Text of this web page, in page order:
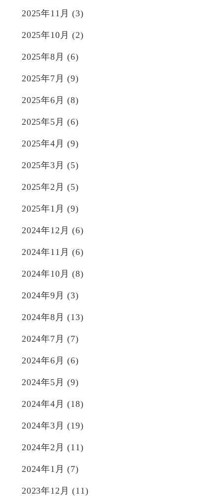
2025年11月 (3)
2025年10月 (2)
2025年8月 (6)
2025年7月 (9)
2025年6月 (8)
2025年5月 (6)
2025年4月 (9)
2025年3月 (5)
2025年2月 (5)
2025年1月 (9)
2024年12月 (6)
2024年11月 (6)
2024年10月 (8)
2024年9月 (3)
2024年8月 (13)
2024年7月 (7)
2024年6月 (6)
2024年5月 (9)
2024年4月 (18)
2024年3月 (19)
2024年2月 (11)
2024年1月 (7)
2023年12月 (11)